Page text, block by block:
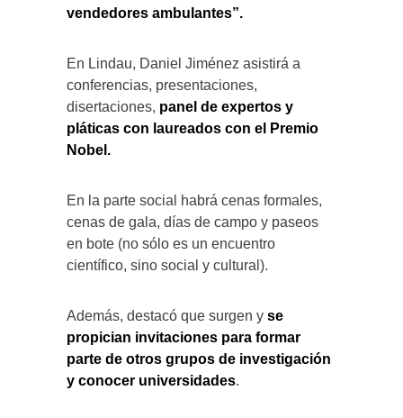
vendedores ambulantes”.
En Lindau, Daniel Jiménez asistirá a
conferencias, presentaciones,
disertaciones, panel de expertos y
pláticas con laureados con el Premio
Nobel.
En la parte social habrá cenas formales,
cenas de gala, días de campo y paseos
en bote (no sólo es un encuentro
científico, sino social y cultural).
Además, destacó que surgen y se
propician invitaciones para formar
parte de otros grupos de investigación
y conocer universidades.